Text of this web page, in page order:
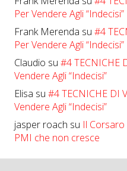
Per Vendere Agli “Indecisi”
Frank Merenda su #4
Per Vendere Agli “Indecisi”
Claudio su #4 TECNICHE
Vendere Agli “Indecisi”
Elisa su #4 TECNICHE DI
Vendere Agli “Indecisi”
jasper roach su Il
PMI che non cresce